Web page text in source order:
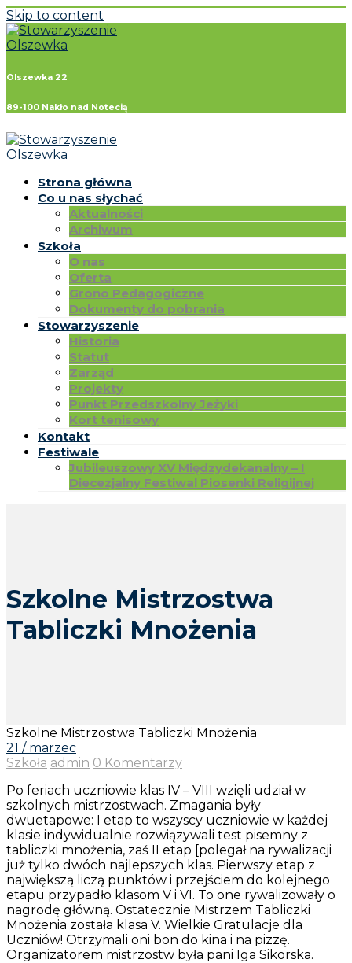
Skip to content
Olszewka 22
89-100 Nakło nad Notecią
Strona główna
Co u nas słychać
Aktualności
Archiwum
Szkoła
O nas
Oferta
Grono Pedagogiczne
Dokumenty do pobrania
Stowarzyszenie
Historia
Statut
Zarząd
Projekty
Punkt Przedszkolny Jeżyki
Kort tenisowy
Kontakt
Festiwale
Jubileuszowy XV Międzydekanalny – I
Diecezjalny Festiwal Piosenki Religijnej
Szkolne Mistrzostwa
Tabliczki Mnożenia
Szkolne Mistrzostwa Tabliczki Mnożenia
21 / marzec
Szkoła admin 0 Komentarzy
Po feriach uczniowie klas IV – VIII wzięli udział w
szkolnych mistrzostwach. Zmagania były
dwuetapowe: I etap to wszyscy uczniowie w każdej
klasie indywidualnie rozwiązywali test pisemny z
tabliczki mnożenia, zaś II etap [polegał na rywalizacji
już tylko dwóch najlepszych klas. Pierwszy etap z
największą liczą punktów i przejściem do kolejnego
etapu przypadło klasom V i VI. To one rywalizowały o
nagrodę główną. Ostatecznie Mistrzem Tabliczki
Mnożenia została klasa V. Wielkie Gratulacje dla
Uczniów! Otrzymali oni bon do kina i na pizzę.
Organizatorem mistrzostw była pani Iga Sikorska.